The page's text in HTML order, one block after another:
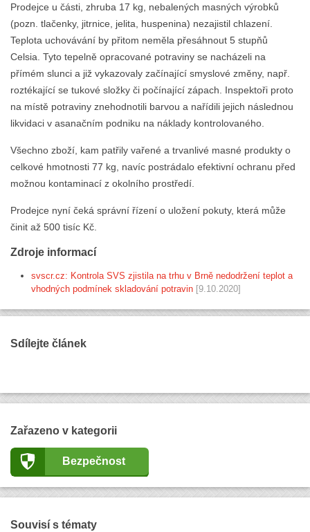
Prodejce u části, zhruba 17 kg, nebalených masných výrobků
(pozn. tlačenky, jitrnice, jelita, huspenina) nezajistil chlazení.
Teplota uchovávání by přitom neměla přesáhnout 5 stupňů
Celsia. Tyto tepelně opracované potraviny se nacházeli na
přímém slunci a již vykazovaly začínající smyslové změny, např.
roztékající se tukové složky či počínající zápach. Inspektoři proto
na místě potraviny znehodnotili barvou a nařídili jejich následnou
likvidaci v asanačním podniku na náklady kontrolovaného.
Všechno zboží, kam patřily vařené a trvanlivé masné produkty o
celkové hmotnosti 77 kg, navíc postrádalo efektivní ochranu před
možnou kontaminací z okolního prostředí.
Prodejce nyní čeká správní řízení o uložení pokuty, která může
činit až 500 tisíc Kč.
Zdroje informací
svscr.cz: Kontrola SVS zjistila na trhu v Brně nedodržení teplot a
vhodných podmínek skladování potravin [9.10.2020]
Sdílejte článek
Zařazeno v kategorii
Bezpečnost
Souvisí s tématy